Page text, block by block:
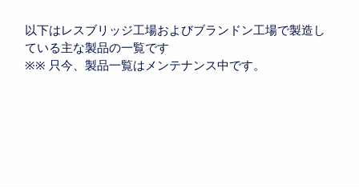
以下はレスブリッジ工場およびブランドン工場で製造し
ている主な製品の一覧です
※※ 只今、製品一覧はメンテナンス中です。